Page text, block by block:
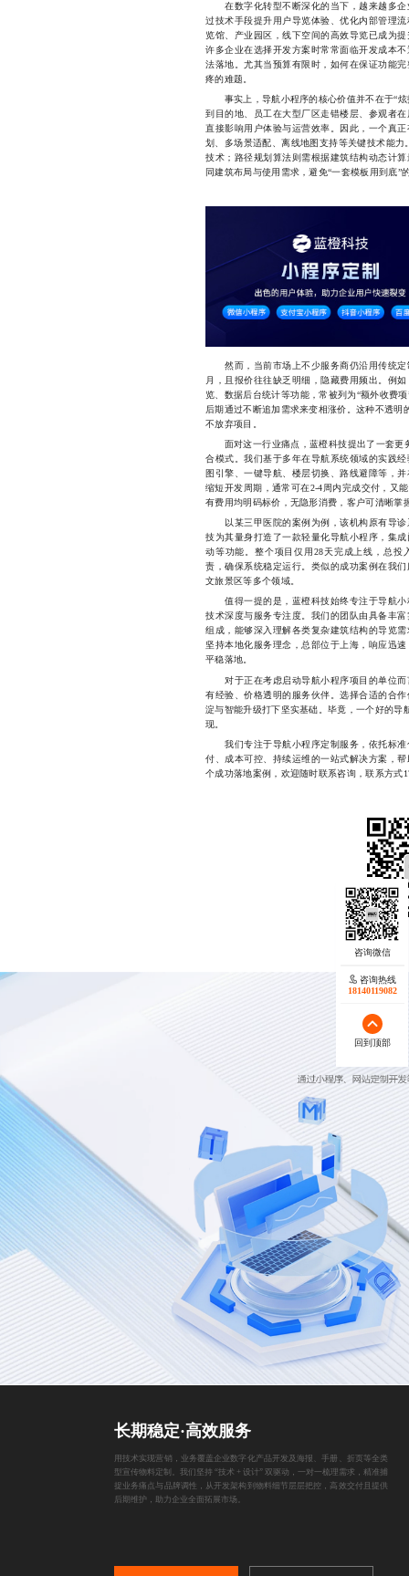
在数字化转型不断深化的当下，越来越多企
过技术手段提升用户导览体验、优化内部管理
览馆、产业园区，线下空间的高效导览已成为
许多企业在选择开发方案时常常面临开发成本
法落地。尤其当预算有限时，如何在保证功能
疼的难题。
事实上，导航小程序的核心价值并不在于“
到目的地、员工在大型厂区走错楼层、参观者
直接影响用户体验与运营效率。因此，一个真
划、多场景适配、离线地图支持等关键技术能
技术；路径规划算法则需根据建筑结构动态计
同建筑布局与使用需求，避免“一套模板用到底”
然而，当前市场上不少服务商仍沿用传统定
月，且报价往往缺乏明细，隐藏费用频出。例
览、数据后台统计等功能，常被列为“额外收费
后期通过不断追加需求来变相涨价。这种不透明
不放弃项目。
面对这一行业痛点，蓝橙科技提出了一套更
合模式。我们基于多年在导航系统领域的实践
图引擎、一键导航、楼层切换、路线避障等，
缩短开发周期，通常可在2-4周内完成交付，又
有费用均明码标价，无隐形消费，客户可清晰掌
以某三甲医院的案例为例，该机构原有导诊
技为其量身打造了一款轻量化导航小程序，集
动等功能。整个项目仅用28天完成上线，总投
责，确保系统稳定运行。类似的成功案例在我
文旅景区等多个领域。
值得一提的是，蓝橙科技始终专注于导航小
技术深度与服务专注度。我们的团队由具备丰
组成，能够深入理解各类复杂建筑结构的导览
坚持本地化服务理念，总部位于上海，响应迅
平稳落地。
对于正在考虑启动导航小程序项目的单位而
有经验、价格透明的服务伙伴。选择合适的合
淀与智能升级打下坚实基础。毕竟，一个好的导
现。
我们专注于导航小程序定制服务，依托标准
付、成本可控、持续运维的一站式解决方案，
个成功落地案例，欢迎随时联系咨询，联系方式
咨询热线
18140119082
回到顶部
长期稳定·高效服务
用技术实现营销，业务覆盖企业数字化产品开发及海报、手册、折页等全类
型宣传物料定制。我们坚持 “技术 + 设计” 双驱动，一对一梳理需求，精准捕
捉业务痛点与品牌调性，从开发架构到物料细节层层把控，高效交付且提供
后期维护，助力企业全面拓展市场。